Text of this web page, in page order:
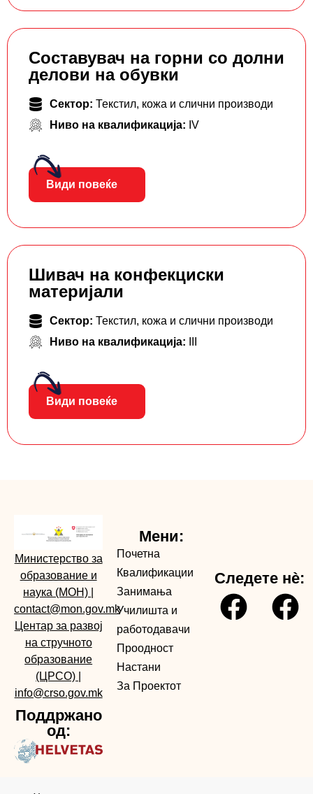
Составувач на горни со долни
делови на обувки
Сектор: Текстил, кожа и слични производи
Ниво на квалификација: IV
Види повеќе
Шивач на конфекциски
материјали
Сектор: Текстил, кожа и слични производи
Ниво на квалификација:
Види повеќе
Министерство за
образование и
наука (МОН)
contact@mon.gov.mk
Центар за развој
на стручното
образование
(ЦРСО)
info@crso.gov.mk
Поддржано
од:
Мени:
Почетна
Квалификации
Занимања
Училишта и
работодавачи
Проодност
Настани
За Проектот
Следете нè: